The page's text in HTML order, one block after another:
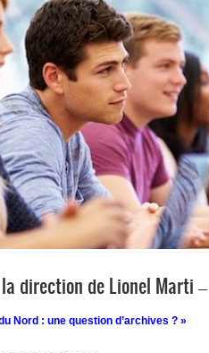
direction de Lionel Marti –
Nord : une question d’archives ? »